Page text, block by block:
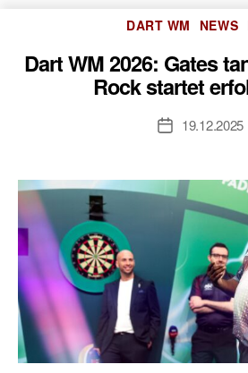
DART WM NEWS
Dart WM 2026: Gates
Rock startet
19.12.2025